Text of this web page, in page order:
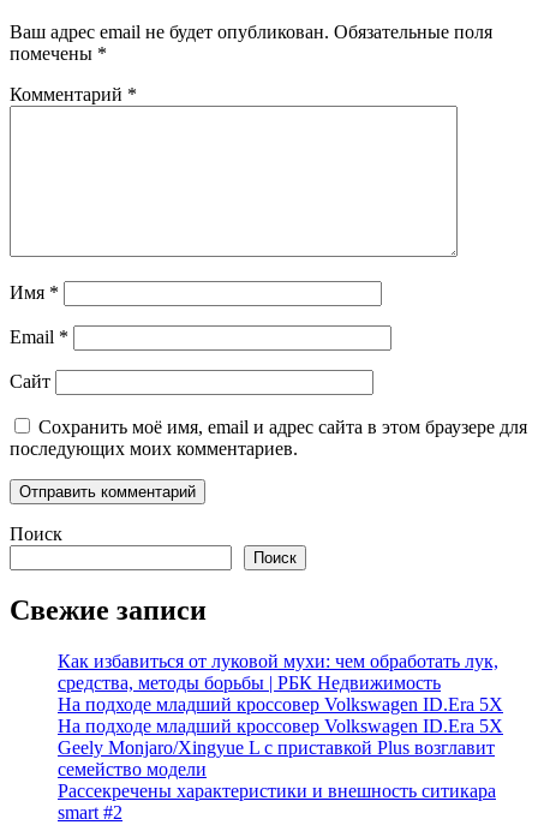
Ваш адрес email не будет опубликован. Обязательные поля
помечены *
Комментарий *
Имя *
Email *
Сайт
Сохранить моё имя, email и адрес сайта в этом браузере для
последующих моих комментариев.
Поиск
Поиск
Свежие записи
Как избавиться от луковой мухи: чем обработать лук,
средства, методы борьбы | РБК Недвижимость
На подходе младший кроссовер Volkswagen ID.Era 5X
На подходе младший кроссовер Volkswagen ID.Era 5X
Geely Monjaro/Xingyue L с приставкой Plus возглавит
семейство модели
Рассекречены характеристики и внешность ситикара
smart #2